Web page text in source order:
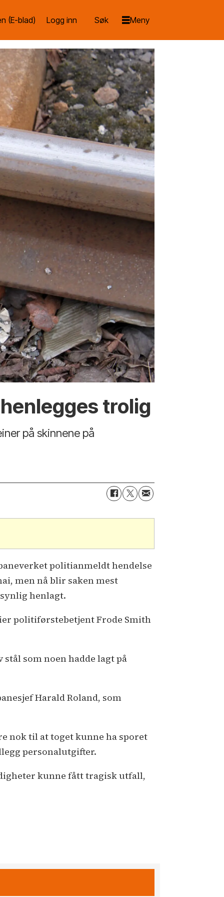
(E-blad) Logg inn
trolig
på skinnene på
politianmeldt hendelse
men nå blir saken mest
henlagt.
politiførstebetjent Frode Smith
som noen hadde lagt på
Harald Roland, som
nok til at toget kunne ha sporet
personalutgifter.
kunne fått tragisk utfall,